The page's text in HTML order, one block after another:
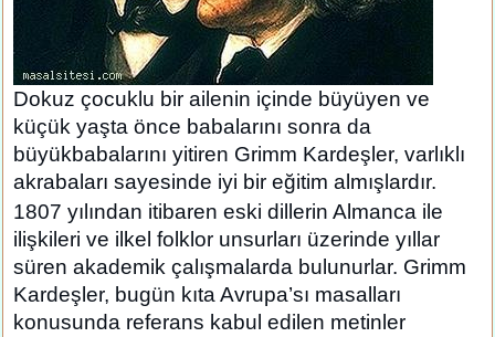
Dokuz çocuklu bir ailenin içinde büyüyen ve
küçük yaşta önce babalarını sonra da
büyükbabalarını yitiren Grimm Kardeşler, varlıklı
akrabaları sayesinde iyi bir eğitim almışlardır.
1807 yılından itibaren eski dillerin Almanca ile
ilişkileri ve ilkel folklor unsurları üzerinde yıllar
süren akademik çalışmalarda bulunurlar. Grimm
Kardeşler, bugün kıta Avrupa’sı masalları
konusunda referans kabul edilen metinler